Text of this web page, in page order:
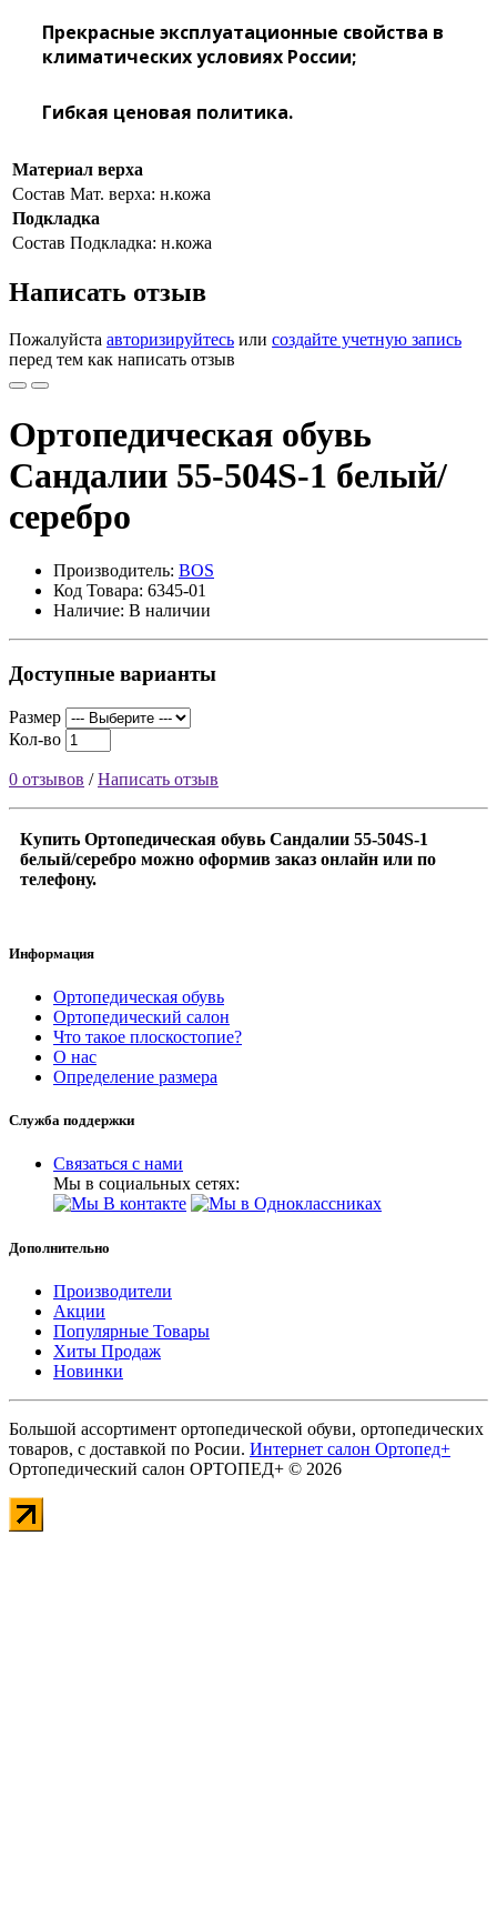
Прекрасные эксплуатационные свойства в
климатических условиях России;
Гибкая ценовая политика.
Материал верха
Состав Мат. верха: н.кожа
Подкладка
Состав Подкладка: н.кожа
Написать отзыв
Пожалуйста авторизируйтесь или создайте учетную запись
перед тем как написать отзыв
Ортопедическая обувь
Сандалии 55-504S-1 белый/
серебро
Производитель: BOS
Код Товара: 6345-01
Наличие: В наличии
Доступные варианты
Размер
Кол-во
0 отзывов /Написать отзыв
Купить Ортопедическая обувь Сандалии 55-504S-1
белый/серебро можно оформив заказ онлайн или по
телефону.
Информация
Ортопедическая обувь
Ортопедический салон
Что такое плоскостопие?
О нас
Определение размера
Служба поддержки
Связаться с нами
Мы в социальных сетях:
Дополнительно
Производители
Акции
Популярные Товары
Хиты Продаж
Новинки
Большой ассортимент ортопедической обуви, ортопедических
товаров, с доставкой по Росии. Интернет салон Ортопед+
Ортопедический салон ОРТОПЕД+ © 2026